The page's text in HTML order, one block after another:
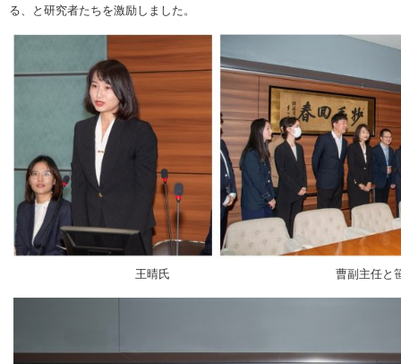
る、と研究者たちを激励しました。
王晴氏 曹副主任と笹